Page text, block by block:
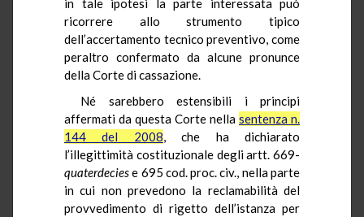
in tale ipotesi la parte interessata può
ricorrere allo strumento tipico
dell’accertamento tecnico preventivo, come
peraltro confermato da alcune pronunce
della Corte di cassazione.
Né sarebbero estensibili i principi
affermati da questa Corte nella sentenza n.
144 del 2008, che ha dichiarato
l’illegittimità costituzionale degli artt. 669-
quaterdeciese 695 cod. proc. civ., nella parte
in cui non prevedono la reclamabilità del
provvedimento di rigetto dell’istanza per